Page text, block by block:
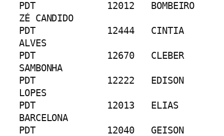
PDT		12012	BOMBEIRO
ZÉ CANDIDO
PDT		12444	CINTIA
ALVES
PDT		12670	CLEBER
SAMBONHA
PDT		12222	EDISON
LOPES
PDT		12013	ELIAS
BARCELONA
PDT		12040	GEISON